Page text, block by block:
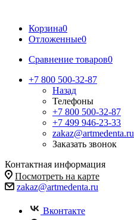
Корзина0
Отложенные0
Сравнение товаров0
+7 800 500-32-87
Назад
Телефоны
+7 800 500-32-87
+7 499 946-23-33
zakaz@artmedenta.ru
Заказать звонок
Контактная информация
Посмотреть на карте
zakaz@artmedenta.ru
Вконтакте